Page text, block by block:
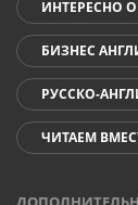
ИНТЕРЕСНО
БИЗНЕС
РУССКО-
ЧИТАЕМ